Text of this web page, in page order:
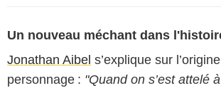
Un nouveau méchant dans
Jonathan Aibel s’explique sur
personnage : "Quand on s’est attelé